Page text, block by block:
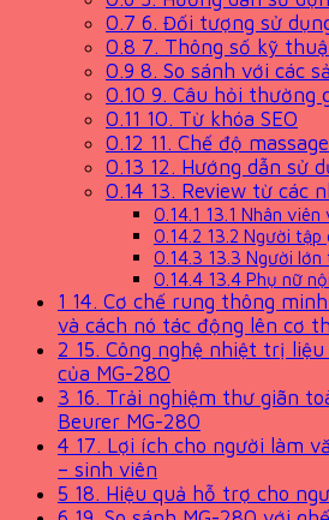
0.7 6. Đối tượng sử
0.8 7. Thông số kỹ
0.9 8. So sánh với các
0.10 9. Câu hỏi thường
0.11 10. Từ khóa SEO
0.12 11. Chế độ
0.13 12. Hướng dẫn sử
0.14 13. Review từ các
0.14.1 13.1 Nhân viên
0.14.2 13.2 Người
0.14.3 13.3 Người lớn
0.14.4 13.4 Phụ nữ
1 14. Cơ chế rung thông
và cách nó tác động lên cơ
2 15. Công nghệ nhiệt trị
của MG-280
3 16. Trải nghiệm thư giãn
Beurer MG-280
4 17. Lợi ích cho người làm
– sinh viên
5 18. Hiệu quả hỗ trợ cho